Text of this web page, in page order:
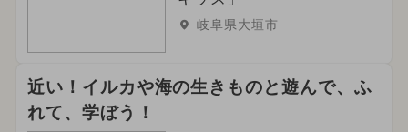
岐阜県大垣市
近い！イルカや海の生きものと遊んで、ふ
れて、学ぼう！